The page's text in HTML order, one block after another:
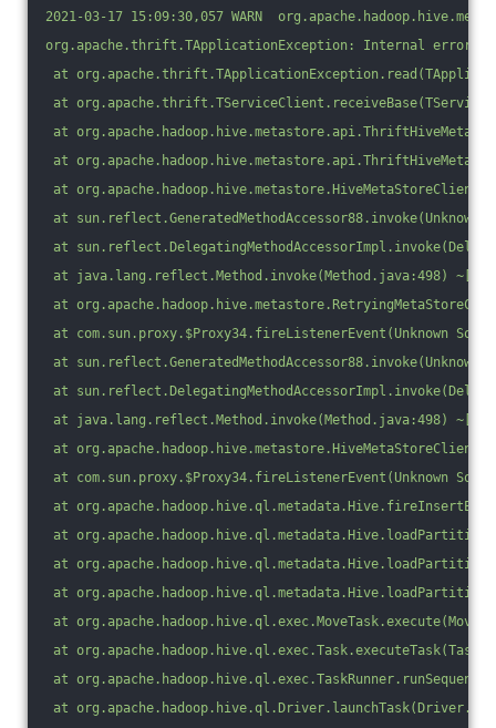
2021-03-17 15:09:30,057 WARN
org.apache.thrift.TApplicationException: Internal error
at
at
at
at
at
at sun.reflect.GeneratedMethodAccessor88.invoke(Unknown
at
at java.lang.reflect.Method.invoke(Method.java:498)
at
at com.sun.proxy.$Proxy34.fireListenerEvent(Unknown
at sun.reflect.GeneratedMethodAccessor88.invoke(Unknown
at
at java.lang.reflect.Method.invoke(Method.java:498)
at
at com.sun.proxy.$Proxy34.fireListenerEvent(Unknown
at
at
at
at
at
at
at
at